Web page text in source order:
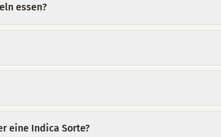
essen?
eine Indica Sorte?